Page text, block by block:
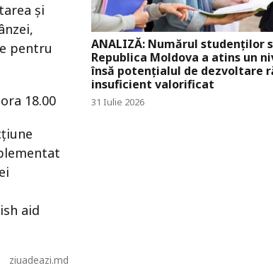
și
pentru
18.00
aid
ziuadeazi.md
ANALIZĂ: Numărul studenților
Republica Moldova a atins un
însă potențialul de dezvoltare
insuficient valorificat
31 Iulie 2026